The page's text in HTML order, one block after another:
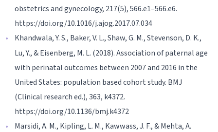
obstetrics and gynecology, 217(5), 566.e1–566.e6.
https://doi.org/10.1016/j.ajog.2017.07.034
Khandwala, Y. S., Baker, V. L., Shaw, G. M., Stevenson, D. K.,
Lu, Y., & Eisenberg, M. L. (2018). Association of paternal age
with perinatal outcomes between 2007 and 2016 in the
United States: population based cohort study. BMJ
(Clinical research ed.), 363, k4372.
https://doi.org/10.1136/bmj.k4372
Marsidi, A. M., Kipling, L. M., Kawwass, J. F., & Mehta, A.